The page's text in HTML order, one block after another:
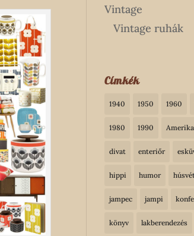
Vintage
Vintage ruhák
Címkék
1940 1950 1960
1980 1990 Amerika
divat enteriőr
hippi humor
jampec jampi
könyv lakberendezés